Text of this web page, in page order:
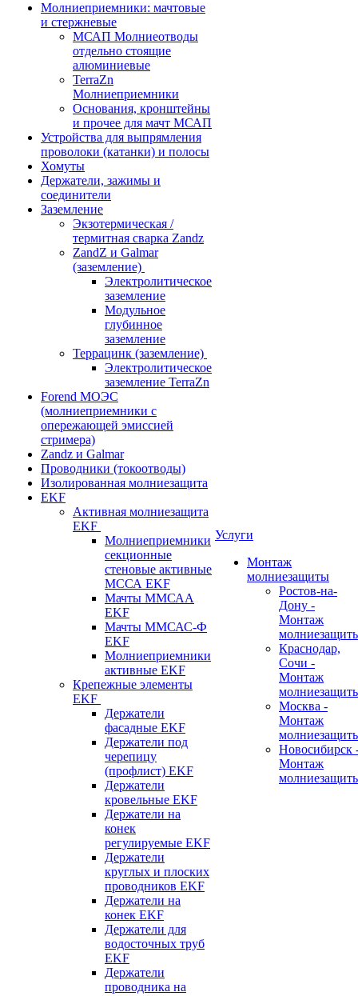
Молниеприемники: мачтовые
и стержневые
МСАП Молниеотводы
отдельно стоящие
алюминиевые
TerraZn
Молниеприемники
Основания, кронштейны
и прочее для мачт МСАП
Устройства для выпрямления
проволоки (катанки) и полосы
Хомуты
Держатели, зажимы и
соединители
Заземление
Экзотермическая /
термитная сварка Zandz
ZandZ и Galmar
(заземление)
Электролитическое
заземление
Модульное
глубинное
заземление
Террацинк (заземление)
Электролитическое
заземление TerraZn
Forend МОЭС
(молниеприемники с
опережающей эмиссией
стримера)
Zandz и Galmar
Проводники (токоотводы)
Изолированная молниезащита
EKF
Активная молниезащита
EKF
Молниеприемники
секционные
стеновые активные
МССА EKF
Мачты ММСАА
EKF
Мачты ММСАС-Ф
EKF
Молниеприемники
активные EKF
Крепежные элементы
EKF
Держатели
фасадные EKF
Держатели под
черепицу
(профлист) EKF
Держатели
кровельные EKF
Держатели на
конек
регулируемые EKF
Держатели
круглых и плоских
проводников EKF
Держатели на
конек EKF
Держатели для
водосточных труб
EKF
Держатели
проводника на
Услуги
Монтаж
молниезащиты
Ростов-на-
Дону -
Монтаж
Краснодар,
Сочи -
Монтаж
Москва -
Монтаж
Новосибирск
Монтаж